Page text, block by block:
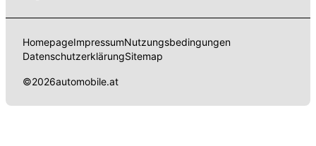
HomepageImpressumNutzungsbedingungen
DatenschutzerklärungSitemap
©2026automobile.at